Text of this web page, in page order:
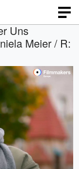
Uns
Meier / R: